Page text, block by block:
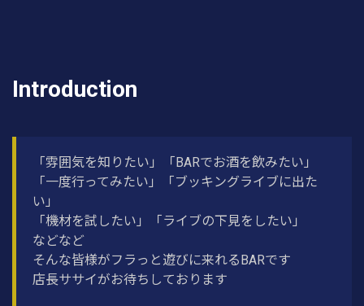
Introduction
「雰囲気を知りたい」「BARでお酒を飲みたい」
「一度行ってみたい」「ブッキングライブに出た
い」
「機材を試したい」「ライブの下見をしたい」
などなど
そんな皆様がフラっと遊びに来れるBARです
店長ササイがお待ちしております